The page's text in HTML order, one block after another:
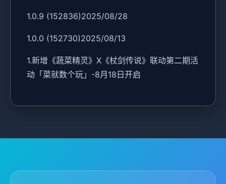
1.0.9 (152836)2025/08/28
1.0.0 (152730)2025/08/13
1.新增《蔬菜精灵》X《杖剑传说》联动第二期活
动「菜就数个玩」-8月18日开启